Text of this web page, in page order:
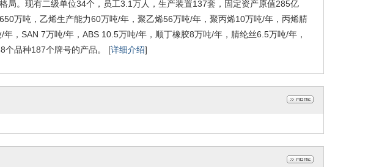
局。现有二级单位34个，员工3.1万人，生产装置137套，固定资产原值285亿
万吨，乙烯生产能力60万吨/年，聚乙烯56万吨/年，聚丙烯10万吨/年，丙烯腈
，SAN 7万吨/年，ABS 10.5万吨/年，顺丁橡胶8万吨/年，腈纶丝6.5万吨/年，
个品种187个牌号的产品。 [详细介绍]